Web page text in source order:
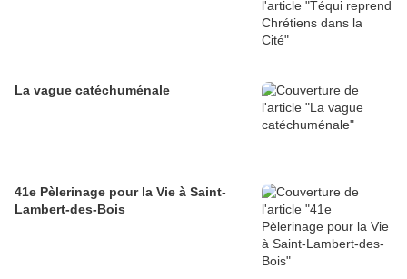
La vague catéchuménale
41e Pèlerinage pour la Vie à Saint-
Lambert-des-Bois